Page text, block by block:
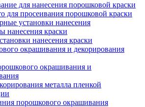
для нанесения порошковой краски
для просеивания порошковой краски
установки нанесения
нанесения краски
нанесения краски
окрашивания и декорирования
окрашивания и
металла пленкой
порошкового окрашивания